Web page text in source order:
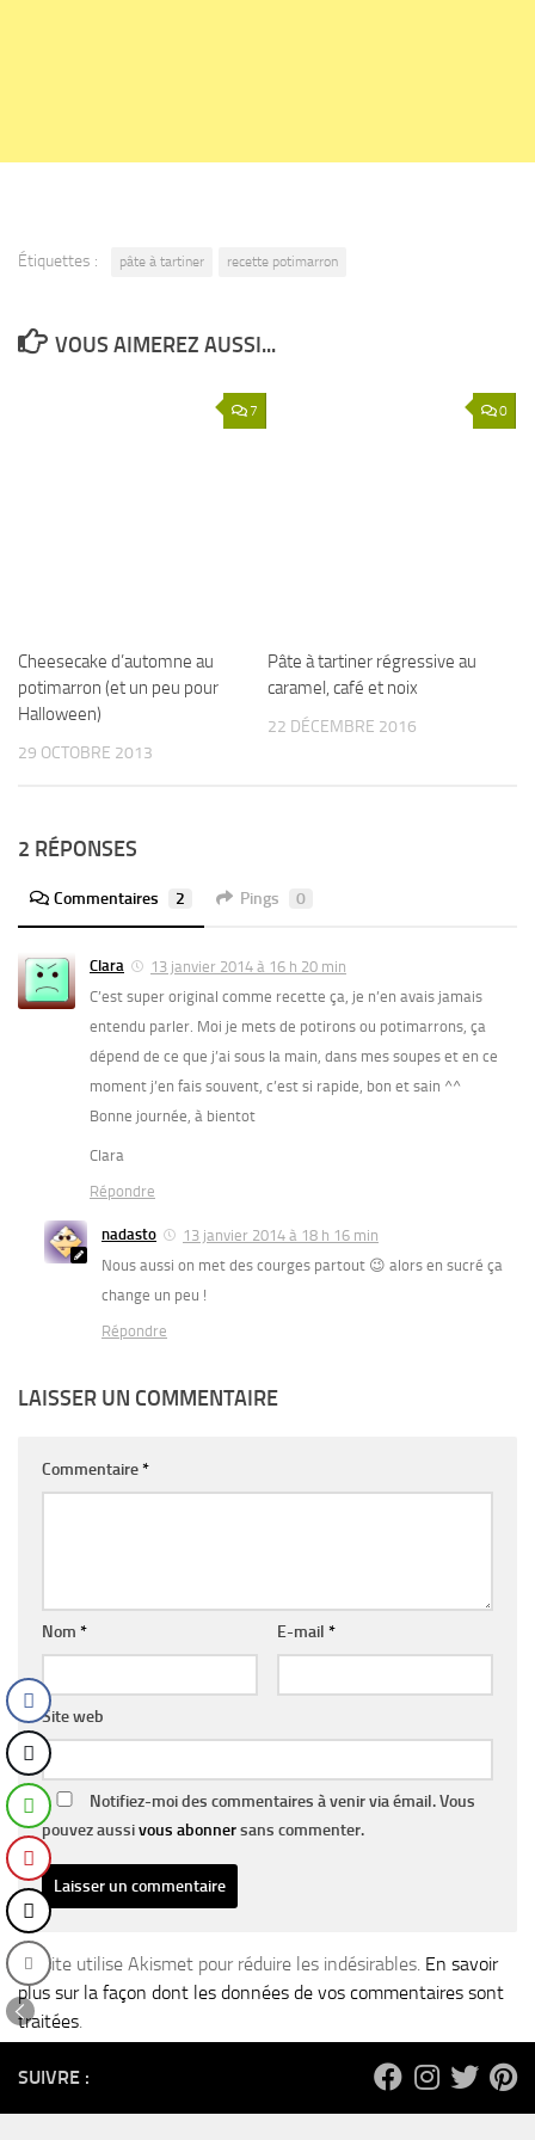
Étiquettes : pâte à tartiner recette potimarron
VOUS AIMEREZ AUSSI...
7
Cheesecake d’automne au
potimarron (et un peu pour
Halloween)
29 OCTOBRE 2013
0
Pâte à tartiner régressive au
caramel, café et noix
22 DÉCEMBRE 2016
2 RÉPONSES
Commentaires 2 Pings 0
Clara
13 janvier 2014 à 16 h 20 min
C’est super original comme recette ça, je n’en avais jamais
entendu parler. Moi je mets de potirons ou potimarrons, ça
dépend de ce que j’ai sous la main, dans mes soupes et en ce
moment j’en fais souvent, c’est si rapide, bon et sain ^^
Bonne journée, à bientot
Clara
Répondre
nadasto
13 janvier 2014 à 18 h 16 min
Nous aussi on met des courges partout 😉 alors en sucré ça
change un peu !
Répondre
LAISSER UN COMMENTAIRE
Commentaire*
Nom * E-mail *
Site web
Notifiez-moi des commentaires à venir via émail. Vous
pouvez aussivous abonnersans commenter.
Ce site utilise Akismet pour réduire les indésirables. En savoir
plus sur la façon dont les données de vos commentaires sont
traitées
SUIVRE :